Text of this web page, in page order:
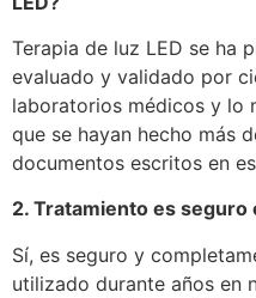
Terapia de luz LED se ha
evaluado y validado por
laboratorios médicos y lo
que se hayan hecho más
documentos escritos en
2. Tratamiento es seguro
Sí, es seguro y
utilizado durante años en